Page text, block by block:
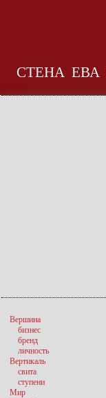
СТЕНА ЕВА
Вершина
бизнес
бренд
личность
Вертикаль
свита
ступени
Мир